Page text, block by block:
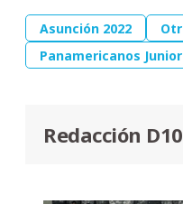
Asunción 2022
Panamericanos Junior
Redacción D10